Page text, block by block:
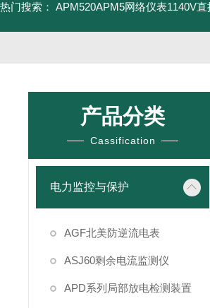
热门搜索： APM520APM5网络仪表1140V
产品分类
Cassification
电力监控与保护
AGF北美防逆流电表
ASJ60剩余电流监测仪
APD系列局部放电检测装置